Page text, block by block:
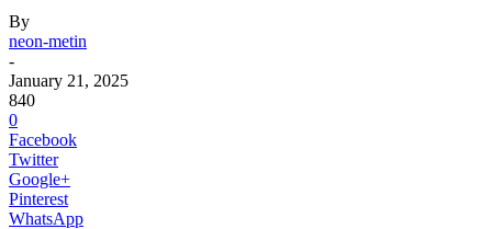
By
neon-metin
-
January 21, 2025
840
0
Facebook
Twitter
Google+
Pinterest
WhatsApp